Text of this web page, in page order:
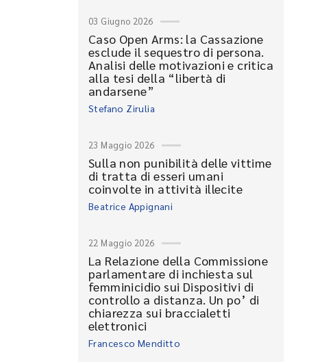
03 Giugno 2026
Caso Open Arms: la Cassazione
esclude il sequestro di persona.
Analisi delle motivazioni e critica
alla tesi della “libertà di
andarsene”
Stefano Zirulia
23 Maggio 2026
Sulla non punibilità delle vittime
di tratta di esseri umani
coinvolte in attività illecite
Beatrice Appignani
22 Maggio 2026
La Relazione della Commissione
parlamentare di inchiesta sul
femminicidio sui Dispositivi di
controllo a distanza. Un po’ di
chiarezza sui braccialetti
elettronici
Francesco Menditto